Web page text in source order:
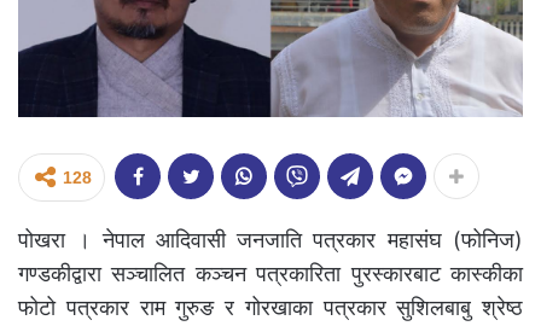
128
पोखरा । नेपाल आदिवासी जनजाति पत्रकार महासंघ (फोनिज)
गण्डकीद्वारा सञ्चालित कञ्चन पत्रकारिता पुरस्कारबाट कास्कीका
फोटो पत्रकार राम गुरुङ र गोरखाका पत्रकार सुशिलबाबु श्रेष्ठ